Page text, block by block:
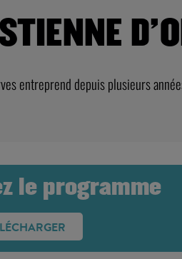
entreprend depuis plusieurs
le programme